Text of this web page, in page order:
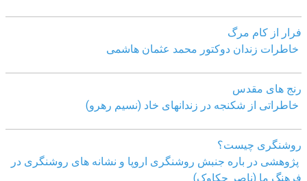
فرار از کام مرگ
خاطرات زندان دوکتور محمد عثمان هاشمی
رنج های مقدس
خاطراتی از شکنجه در زندانهای خاد (نسیم رهرو)
روشنگری چیست؟
پژوهشی در باره جنبش روشنگری اروپا و نشانه های روشنگری در
فرهنگ ما (ناصر چکاوک)